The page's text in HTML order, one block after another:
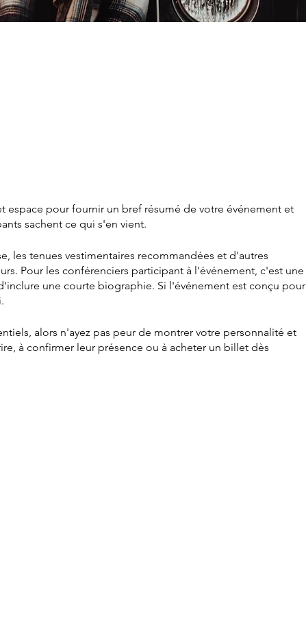
espace pour fournir un bref résumé de votre événement et
sachent ce qui s'en vient.
les tenues vestimentaires recommandées et d'autres
Pour les conférenciers participant à l'événement, c'est une
une courte biographie. Si l'événement est conçu pour
alors n'ayez pas peur de montrer votre personnalité et
à confirmer leur présence ou à acheter un billet dès